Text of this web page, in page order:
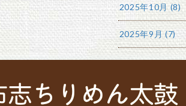
2025年10月 (8)
2025年9月 (7)